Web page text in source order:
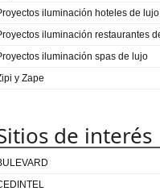
iluminación hoteles de lujo
iluminación restaurantes
iluminación spas de lujo
y Zape
de interés